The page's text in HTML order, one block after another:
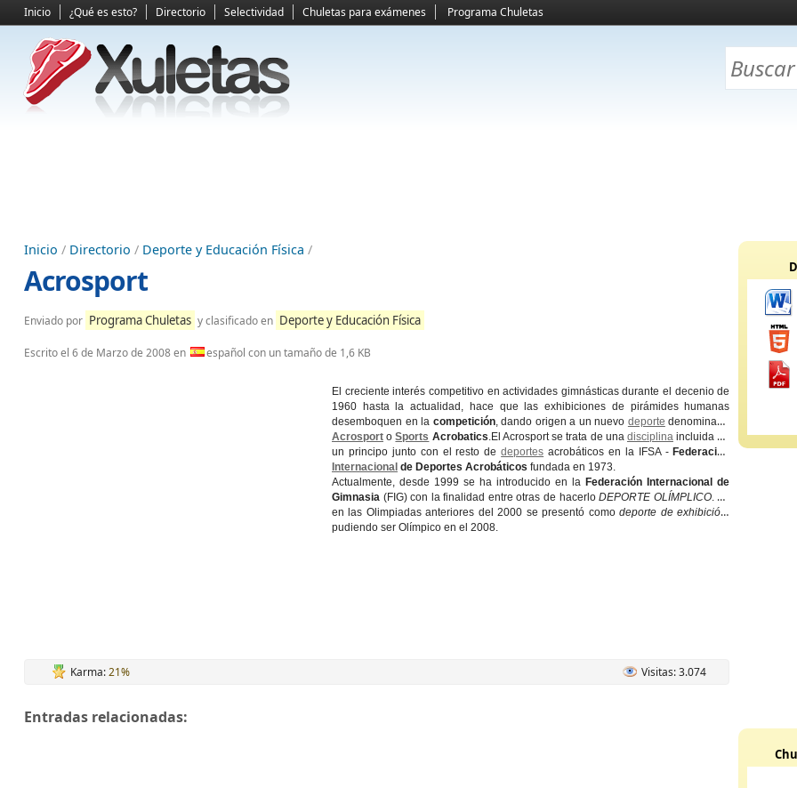
Inicio ¿Qué es esto? Directorio Selectividad Chuletas para exámenes Programa Chuletas
Inicio / Directorio / Deporte y Educación Física /
Acrosport
Enviado por Programa Chuletas y clasificado en Deporte y Educación Física
Escrito el 6 de Marzo de 2008en español con un tamaño de 1,6 KB
El creciente interés competitivo en actividades gimnásticas durante el decenio de
1960 hasta la actualidad, hace que las exhibiciones de pirámides humanas
desemboquen en la competición, dando origen a un nuevo deporte denominado
Acrosport oSports Acrobatics.El Acrosport se trata de una disciplinaincluida en
un principo junto con el resto dedeportes acrobáticos en la IFSA - Federación
Internacional de Deportes Acrobáticos fundada en 1973.
Actualmente, desde 1999 se ha introducido en la Federación Internacional de
Gimnasia (FIG) con la finalidad entre otras de hacerloDEPORTE OLÍMPLICO. Ya
en las Olimpiadas anteriores del 2000 se presentó comodeporte de exhibición ,
pudiendo ser Olímpico en el 2008.
Karma:21% Visitas: 3.074
Entradas relacionadas: